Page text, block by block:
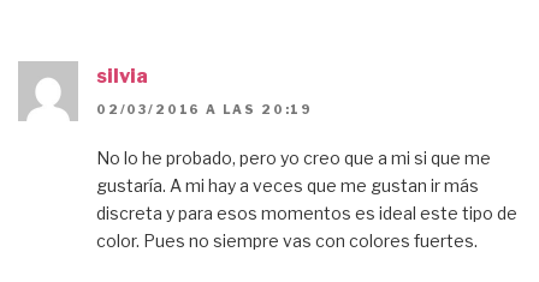
silvia
02/03/2016 A LAS 20:19
No lo he probado, pero yo creo que a mi si que me
gustaría. A mi hay a veces que me gustan ir más
discreta y para esos momentos es ideal este tipo de
color. Pues no siempre vas con colores fuertes.